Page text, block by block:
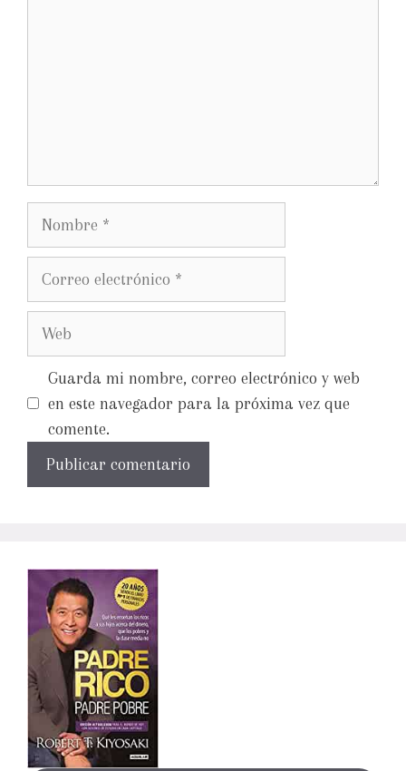
Guarda mi nombre, correo electrónico y web
en este navegador para la próxima vez que
comente.